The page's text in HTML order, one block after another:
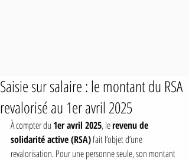
Saisie sur salaire : le montant du RSA
revalorisé au 1er avril 2025
À compter du 1er avril 2025, le revenu de
solidarité active (RSA) fait l’objet d’une
revalorisation. Pour une personne seule, son montant